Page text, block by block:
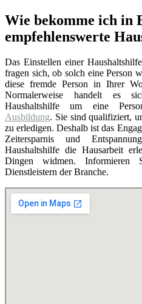
Wie bekomme ich in
empfehlenswerte
Das Einstellen einer
fragen sich, ob solch eine Person
diese fremde Person in Ihrer
Normalerweise handelt es
Haushaltshilfe um eine
Ausbildung. Sie sind qualifiziert,
zu erledigen. Deshalb ist das
Zeitersparnis und
Haushaltshilfe die Hausarbeit
Dingen widmen.
Dienstleistern der Branche.